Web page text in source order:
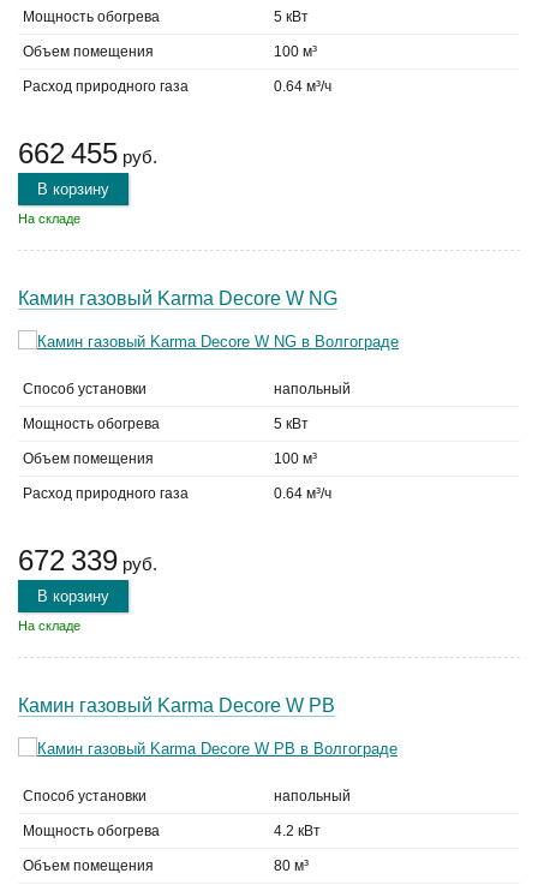
Мощность обогрева 5 кВт
Объем помещения 100 м³
Расход природного газа 0.64 м³/ч
662 455 руб.
В корзину
На складе
Камин газовый Karma Decore W NG
Способ установки напольный
Мощность обогрева 5 кВт
Объем помещения 100 м³
Расход природного газа 0.64 м³/ч
672 339 руб.
В корзину
На складе
Камин газовый Karma Decore W PB
Способ установки напольный
Мощность обогрева 4.2 кВт
Объем помещения 80 м³